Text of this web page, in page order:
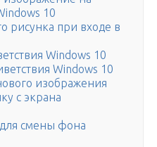
10
рисунка при входе в
Windows 10
Windows 10
изображения
с экрана
смены фона